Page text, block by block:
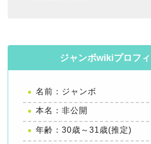
ジャンボwikiプロフ
名前：ジャンボ
本名：非公開
年齢：30歳～31歳(推定)